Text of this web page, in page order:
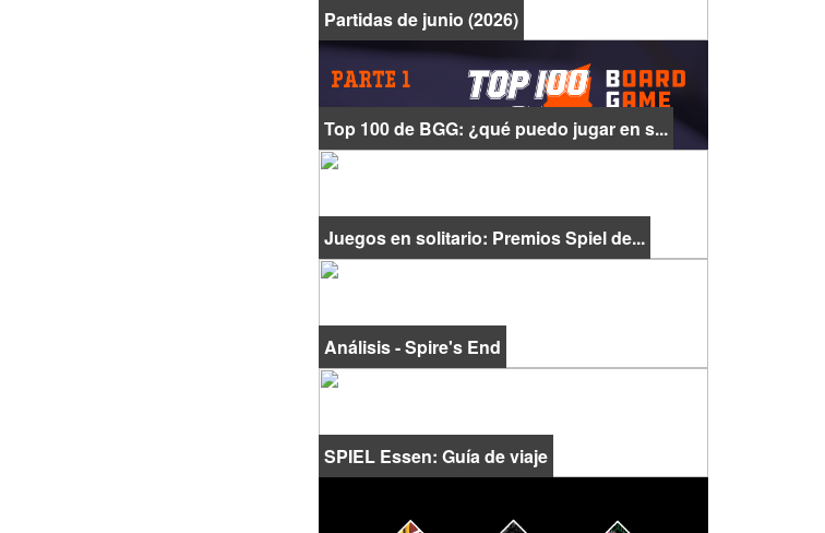
Partidas de junio (2026)
Top 100 de BGG: ¿qué puedo jugar en s...
Juegos en solitario: Premios Spiel de...
Análisis - Spire's End
SPIEL Essen: Guía de viaje